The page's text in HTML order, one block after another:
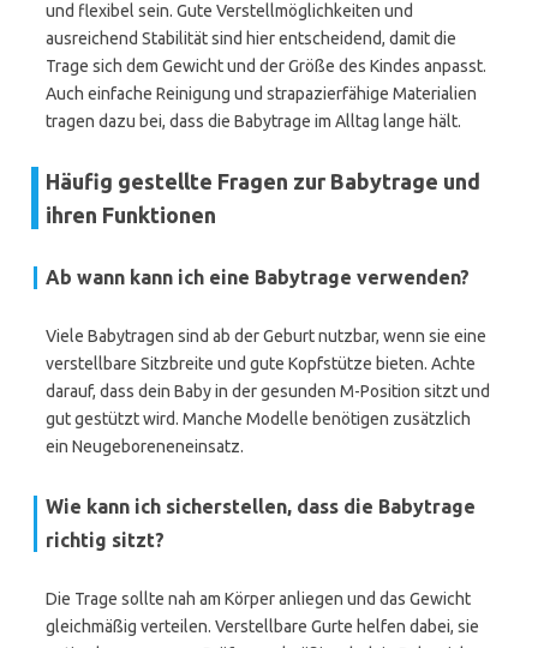
und flexibel sein. Gute Verstellmöglichkeiten und
ausreichend Stabilität sind hier entscheidend, damit die
Trage sich dem Gewicht und der Größe des Kindes anpasst.
Auch einfache Reinigung und strapazierfähige Materialien
tragen dazu bei, dass die Babytrage im Alltag lange hält.
Häufig gestellte Fragen zur Babytrage und
ihren Funktionen
Ab wann kann ich eine Babytrage verwenden?
Viele Babytragen sind ab der Geburt nutzbar, wenn sie eine
verstellbare Sitzbreite und gute Kopfstütze bieten. Achte
darauf, dass dein Baby in der gesunden M-Position sitzt und
gut gestützt wird. Manche Modelle benötigen zusätzlich
ein Neugeboreneneinsatz.
Wie kann ich sicherstellen, dass die Babytrage
richtig sitzt?
Die Trage sollte nah am Körper anliegen und das Gewicht
gleichmäßig verteilen. Verstellbare Gurte helfen dabei, sie